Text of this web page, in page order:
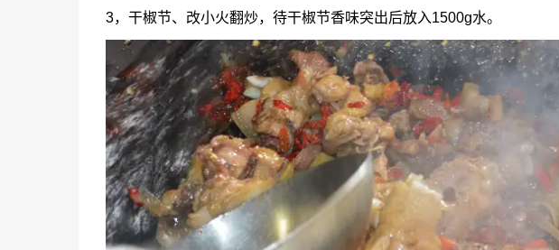
3，干椒节、改小火翻炒，待干椒节香味突出后放入1500g水。